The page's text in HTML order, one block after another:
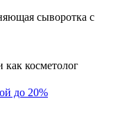
сыворотка с
как косметолог
до 20%